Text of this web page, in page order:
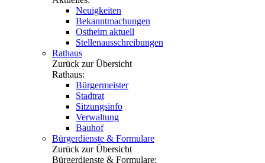
Neuigkeiten
Bekanntmachungen
Ostheim aktuell
Stellenausschreibungen
Rathaus
Zurück zur Übersicht
Rathaus:
Bürgermeister
Stadtrat
Sitzungsinfo
Verwaltung
Bauhof
Bürgerdienste & Formulare
Zurück zur Übersicht
Bürgerdienste & Formulare: